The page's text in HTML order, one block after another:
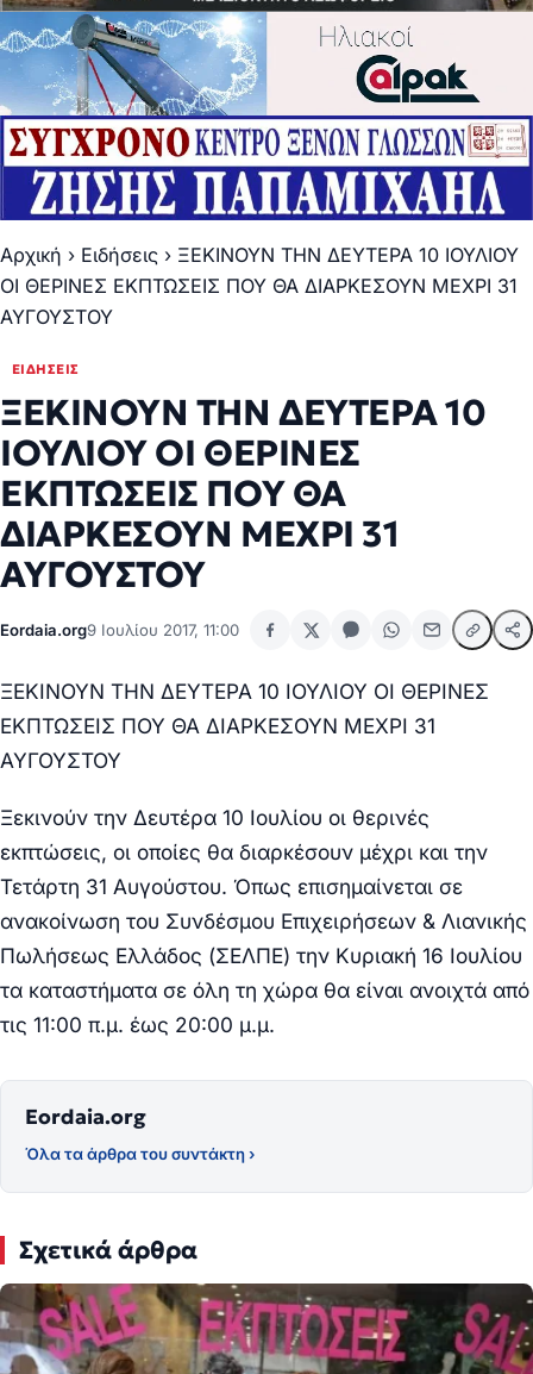
Αρχική › Ειδήσεις › ΞΕΚΙΝΟΥΝ ΤΗΝ ΔΕΥΤΕΡΑ 10 ΙΟΥΛΙΟΥ
ΟΙ ΘΕΡΙΝΕΣ ΕΚΠΤΩΣΕΙΣ ΠΟΥ ΘΑ ΔΙΑΡΚΕΣΟΥΝ ΜΕΧΡΙ 31
ΑΥΓΟΥΣΤΟΥ
ΕΙΔΉΣΕΙΣ
ΞΕΚΙΝΟΥΝ ΤΗΝ ΔΕΥΤΕΡΑ 10
ΙΟΥΛΙΟΥ ΟΙ ΘΕΡΙΝΕΣ
ΕΚΠΤΩΣΕΙΣ ΠΟΥ ΘΑ
ΔΙΑΡΚΕΣΟΥΝ ΜΕΧΡΙ 31
ΑΥΓΟΥΣΤΟΥ
Eordaia.org9 Ιουλίου 2017, 11:00
ΞΕΚΙΝΟΥΝ ΤΗΝ ΔΕΥΤΕΡΑ 10 ΙΟΥΛΙΟΥ ΟΙ ΘΕΡΙΝΕΣ
ΕΚΠΤΩΣΕΙΣ ΠΟΥ ΘΑ ΔΙΑΡΚΕΣΟΥΝ ΜΕΧΡΙ 31
ΑΥΓΟΥΣΤΟΥ
Ξεκινούν την Δευτέρα 10 Ιουλίου οι θερινές
εκπτώσεις, οι οποίες θα διαρκέσουν μέχρι και την
Τετάρτη 31 Αυγούστου. Όπως επισημαίνεται σε
ανακοίνωση του Συνδέσμου Επιχειρήσεων & Λιανικής
Πωλήσεως Ελλάδος (ΣΕΛΠΕ) την Κυριακή 16 Ιουλίου
τα καταστήματα σε όλη τη χώρα θα είναι ανοιχτά από
τις 11:00 π.μ. έως 20:00 μ.μ.
Eordaia.org
Όλα τα άρθρα του συντάκτη ›
Σχετικά άρθρα